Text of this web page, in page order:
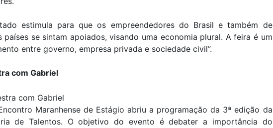
estimula para que os empreendedores do Brasil e também de
países se sintam apoiados, visando uma economia plural. A feira é um
entre governo, empresa privada e sociedade civil’’.
com Gabriel
Maranhense de Estágio abriu a programação da 3ª edição da
de Talentos. O objetivo do evento é debater a importância do